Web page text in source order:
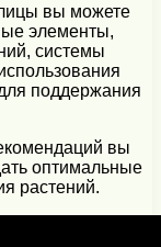
вы можете
элементы,
системы
поддержания
вы
оптимальные
растений.